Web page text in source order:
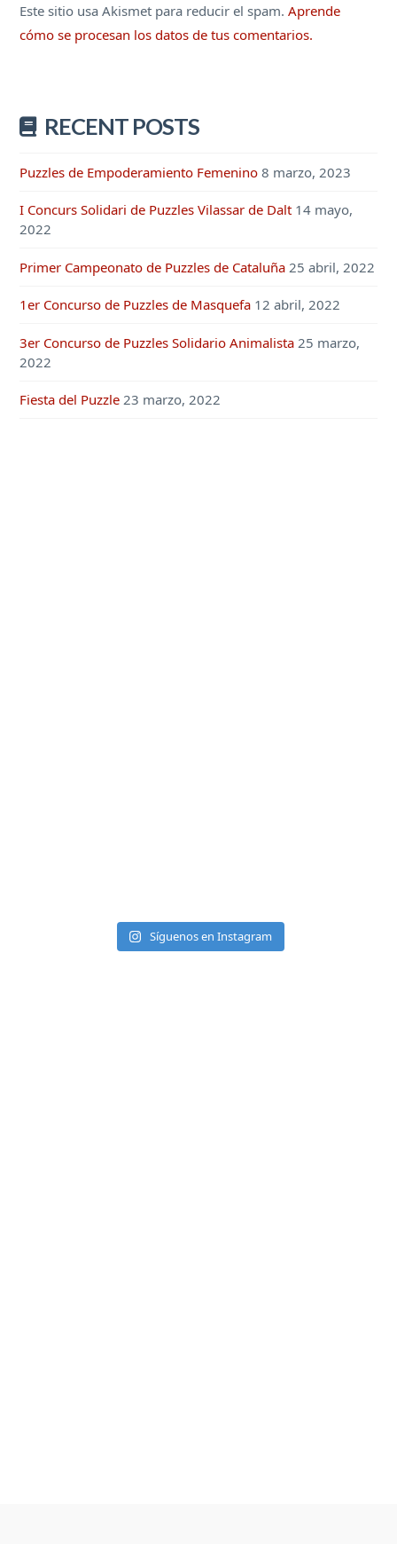
Este sitio usa Akismet para reducir el spam.Aprende
cómo se procesan los datos de tus comentarios.
RECENT POSTS
Puzzles de Empoderamiento Femenino 8 marzo, 2023
I Concurs Solidari de Puzzles Vilassar de Dalt 14 mayo,
2022
Primer Campeonato de Puzzles de Cataluña 25 abril, 2022
1er Concurso de Puzzles de Masquefa 12 abril, 2022
3er Concurso de Puzzles Solidario Animalista 25 marzo,
2022
Fiesta del Puzzle 23 marzo, 2022
Síguenos en Instagram